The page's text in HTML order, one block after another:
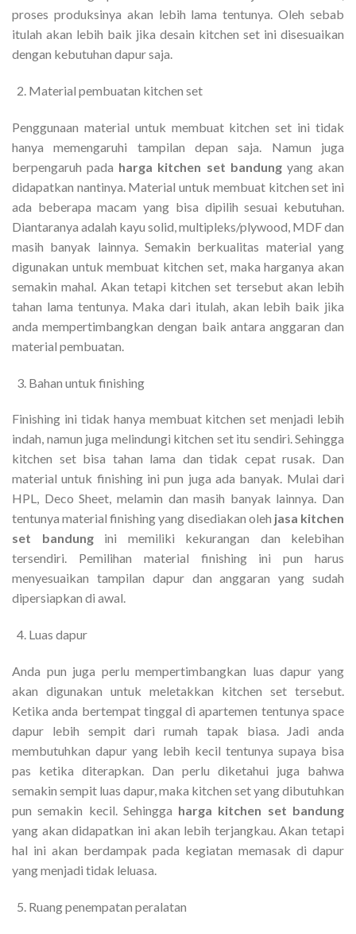
proses produksinya akan lebih lama tentunya. Oleh sebab
itulah akan lebih baik jika desain kitchen set ini disesuaikan
dengan kebutuhan dapur saja.
Material pembuatan kitchen set
Penggunaan material untuk membuat kitchen set ini tidak
hanya memengaruhi tampilan depan saja. Namun juga
berpengaruh pada harga kitchen set bandungyang akan
didapatkan nantinya. Material untuk membuat kitchen set ini
ada beberapa macam yang bisa dipilih sesuai kebutuhan.
Diantaranya adalah kayu solid, multipleks/plywood, MDF dan
masih banyak lainnya. Semakin berkualitas material yang
digunakan untuk membuat kitchen set, maka harganya akan
semakin mahal. Akan tetapi kitchen set tersebut akan lebih
tahan lama tentunya. Maka dari itulah, akan lebih baik jika
anda mempertimbangkan dengan baik antara anggaran dan
material pembuatan.
Bahan untuk finishing
Finishing ini tidak hanya membuat kitchen set menjadi lebih
indah, namun juga melindungi kitchen set itu sendiri. Sehingga
kitchen set bisa tahan lama dan tidak cepat rusak. Dan
material untuk finishing ini pun juga ada banyak. Mulai dari
HPL, Deco Sheet, melamin dan masih banyak lainnya. Dan
tentunya material finishing yang disediakan oleh jasa kitchen
set bandungini memiliki kekurangan dan kelebihan
tersendiri. Pemilihan material finishing ini pun harus
menyesuaikan tampilan dapur dan anggaran yang sudah
dipersiapkan di awal.
Luas dapur
Anda pun juga perlu mempertimbangkan luas dapur yang
akan digunakan untuk meletakkan kitchen set tersebut.
Ketika anda bertempat tinggal di apartemen tentunya space
dapur lebih sempit dari rumah tapak biasa. Jadi anda
membutuhkan dapur yang lebih kecil tentunya supaya bisa
pas ketika diterapkan. Dan perlu diketahui juga bahwa
semakin sempit luas dapur, maka kitchen set yang dibutuhkan
pun semakin kecil. Sehingga harga kitchen set bandung
yang akan didapatkan ini akan lebih terjangkau. Akan tetapi
hal ini akan berdampak pada kegiatan memasak di dapur
yang menjadi tidak leluasa.
Ruang penempatan peralatan